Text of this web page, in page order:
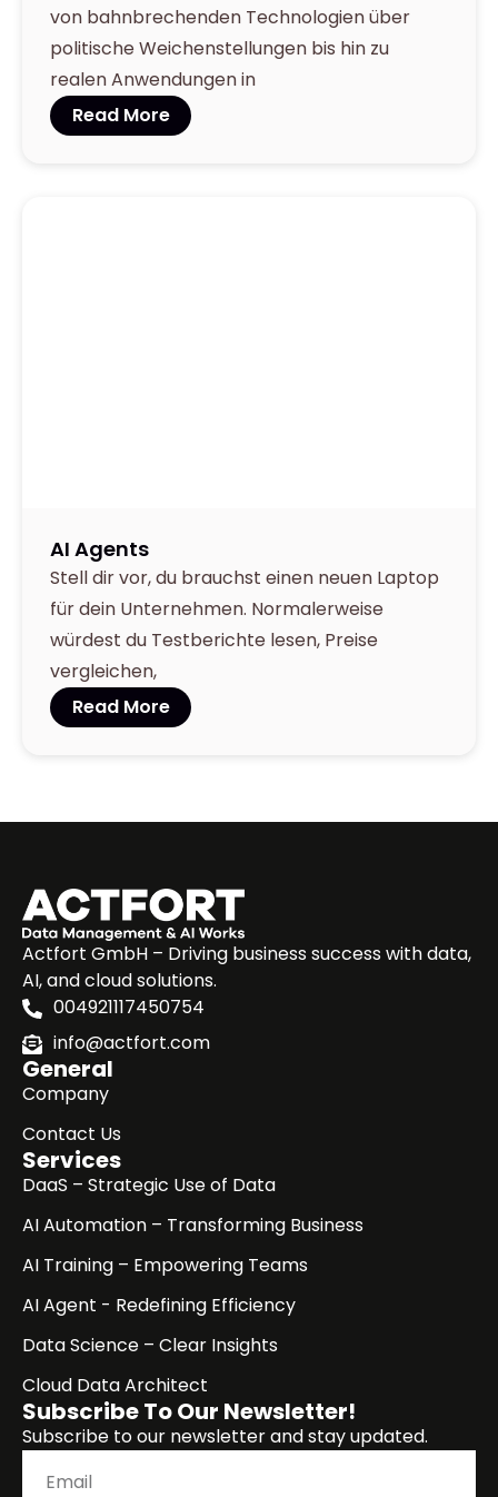
von bahnbrechenden Technologien über
politische Weichenstellungen bis hin zu
realen Anwendungen in
Read More
AI Agents
Stell dir vor, du brauchst einen neuen Laptop
für dein Unternehmen. Normalerweise
würdest du Testberichte lesen, Preise
vergleichen,
Read More
Actfort GmbH – Driving business success with data,
AI, and cloud solutions.
004921117450754
info@actfort.com
General
Company
Contact Us
Services
DaaS – Strategic Use of Data
AI Automation – Transforming Business
AI Training – Empowering Teams
AI Agent - Redefining Efficiency
Data Science – Clear Insights
Cloud Data Architect
Subscribe To Our Newsletter!
Subscribe to our newsletter and stay updated.